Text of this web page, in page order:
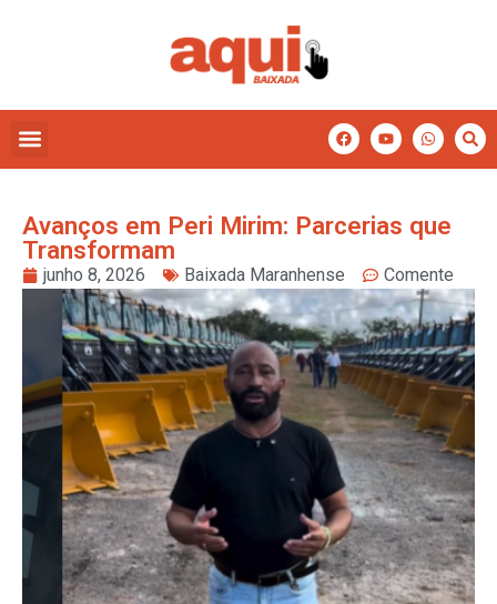
Avanços em Peri Mirim: Parcerias que
Transformam
junho 8, 2026 Baixada Maranhense Comente